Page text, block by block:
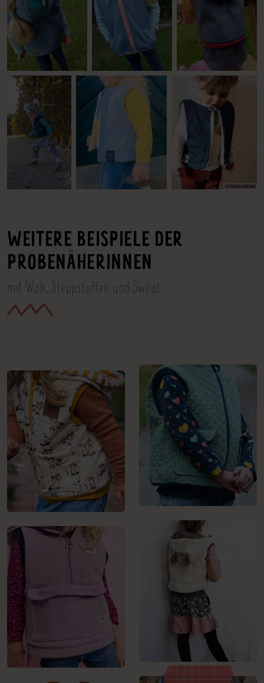
WEITERE BEISPIELE DER
PROBENÄHERINNEN
mit Walk, Steppstoffen und Sweat